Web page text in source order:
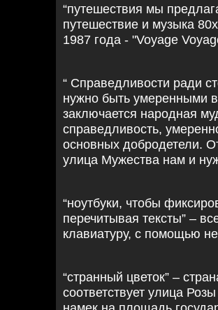
“путешествия мы
путешествие и музыка
1987 года - "Voyage
“ Справедливости ради
нужно быть умеренными
заключается народная
справедливость,
основных добродетели.
улица Мужества нам и
“ноутбуки, чтобы
перечитывая тексты” –
клавиатуру, с помощью
“странный цветок” –
соответствует улица